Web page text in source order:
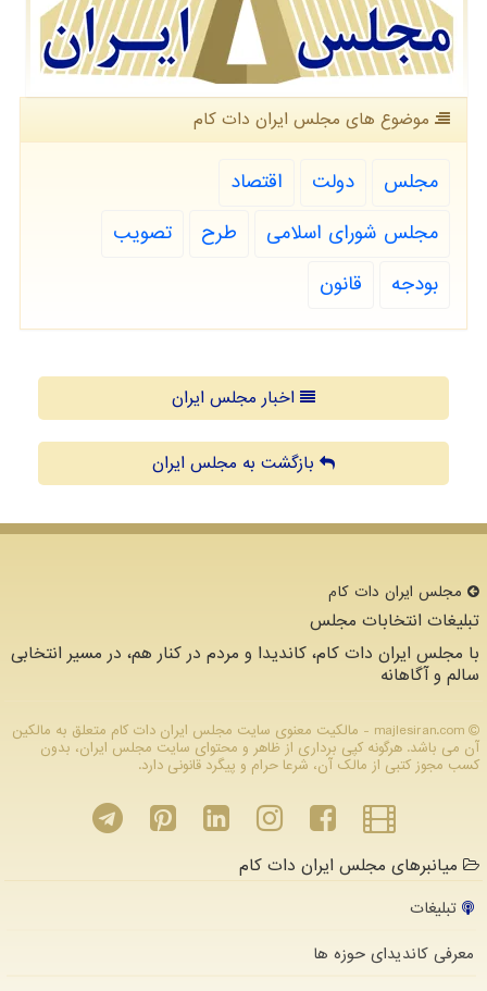
موضوع های مجلس ایران دات كام
مجلس دولت
اقتصاد
مجلس شورای اسلامی
طرح
تصویب
بودجه
قانون
اخبار مجلس ایران
بازگشت به مجلس ایران
مجلس ایران دات كام
تبلیغات انتخابات مجلس
با مجلس ایران دات کام، کاندیدا و مردم در کنار هم، در مسیر انتخابی
سالم و آگاهانه
majlesiran.com - مالکیت معنوی سایت مجلس ایران دات كام متعلق به مالکین
آن می باشد. هرگونه کپی برداری از ظاهر و محتوای سایت مجلس ایران، بدون
کسب مجوز کتبی از مالک آن، شرعا حرام و پیگرد قانونی دارد.
میانبرهای مجلس ایران دات کام
تبلیغات
معرفی کاندیدای حوزه ها